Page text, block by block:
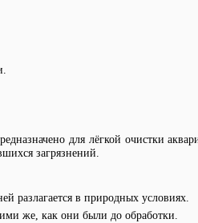
для лёгкой очистки
загрязнений.
разлагается в природных условиях.
же, как они были до обработки.